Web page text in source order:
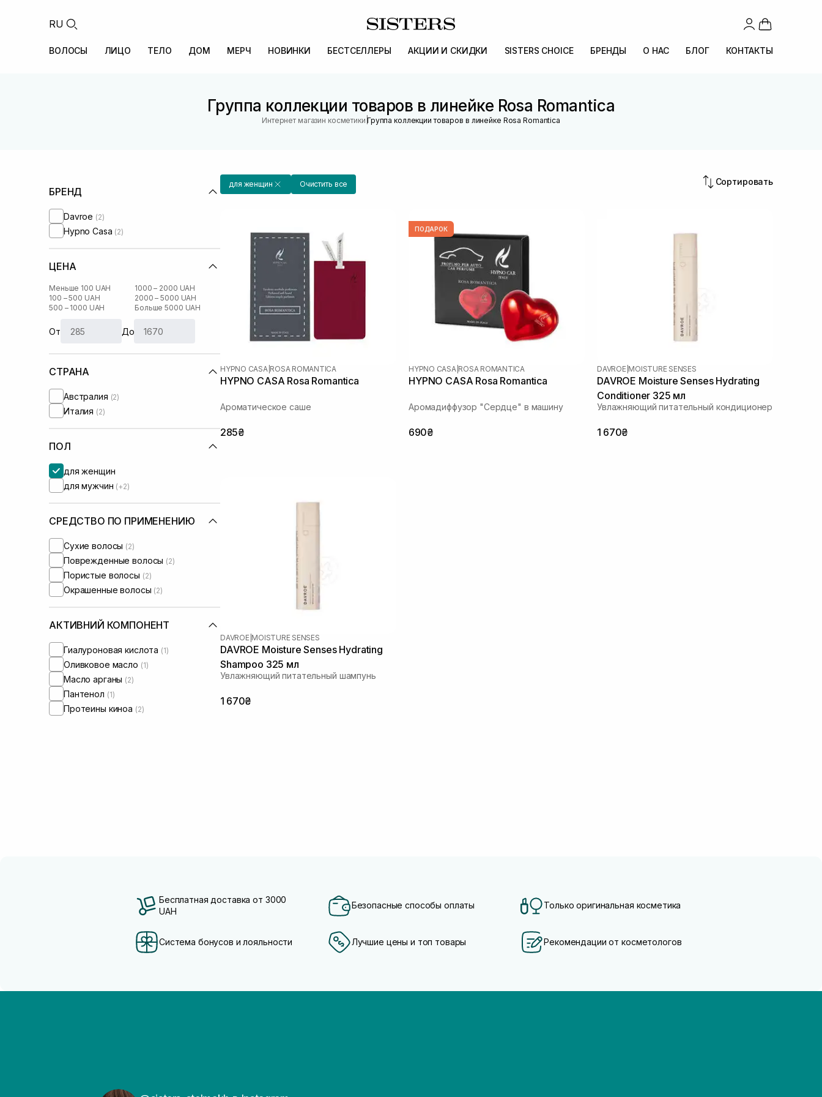
RU
ВОЛОСЫ ЛИЦО ТЕЛО ДОМ МЕРЧ НОВИНКИ БЕСТСЕЛЛЕРЫ АКЦИИ И СКИДКИ SISTERS CHOICE БРЕНДЫ О НАС БЛОГ КОНТАКТЫ
Группа коллекции товаров в линейке Rosa Romantica
Интернет магазин косметики |Группа коллекции товаров в линейке Rosa Romantica
БРЕНД
Davroe (2)
Hypno Casa (2)
ЦЕНА
Меньше 100 UAH
100 – 500 UAH
500 – 1000 UAH
1000 – 2000 UAH
2000 – 5000 UAH
Больше 5000 UAH
От До
СТРАНА
Австралия (2)
Италия (2)
ПОЛ
для женщин
для мужчин (+2)
СРЕДСТВО ПО ПРИМЕНЕНИЮ
Сухие волосы (2)
Поврежденные волосы (2)
Пористые волосы (2)
Окрашенные волосы (2)
АКТИВНИЙ КОМПОНЕНТ
Гиалуроновая кислота (1)
Оливковое масло (1)
Масло арганы (2)
Пантенол (1)
Протеины киноа (2)
для женщин Очистить все Сортировать
HYPNO CASA ROSA ROMANTICA
HYPNO CASA Rosa Romantica
Ароматическое саше
285₴
ПОДАРОК
HYPNO CASA ROSA ROMANTICA
HYPNO CASA Rosa Romantica
Аромадиффузор "Сердце" в машину
690₴
DAVROE MOISTURE SENSES
DAVROE Moisture Senses Hydrating
Conditioner 325 мл
Увлажняющий питательный кондиционер
1 670₴
DAVROE MOISTURE SENSES
DAVROE Moisture Senses Hydrating
Shampoo 325 мл
Увлажняющий питательный шампунь
1 670₴
Бесплатная доставка от 3000
UAH
Безопасные способы оплаты Только оригинальная косметика
Система бонусов и лояльности Лучшие цены и топ товары Рекомендации от косметологов